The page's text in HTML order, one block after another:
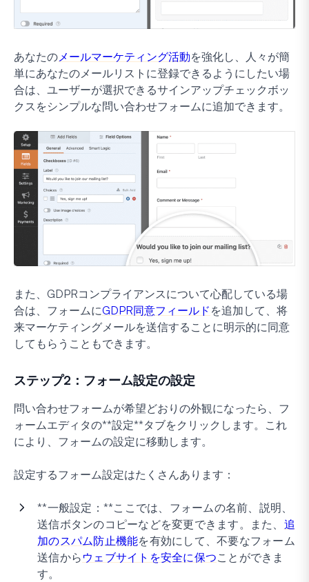
あなたの メールマーケティング活動を強化し、人々が簡
単にあなたのメールリストに登録できるようにしたい場
合は、ユーザーが選択できるサインアップチェックボッ
クスをシンプルな問い合わせフォームに追加できます。
また、GDPRコンプライアンスについて心配している場
合は、フォームにGDPR同意フィールド を追加して、将
来マーケティングメールを送信することに明示的に同意
してもらうこともできます。
ステップ2：フォーム設定の設定
問い合わせフォームが希望どおりの外観になったら、フ
ォームエディタの**設定**タブをクリックします。これ
により、フォームの設定に移動します。
設定するフォーム設定はたくさんあります：
**一般設定：**ここでは、フォームの名前、説明、
送信ボタンのコピーなどを変更できます。また、 追
加のスパム防止機能を有効にして、不要なフォーム
送信から ウェブサイトを安全に保つことができま
す。